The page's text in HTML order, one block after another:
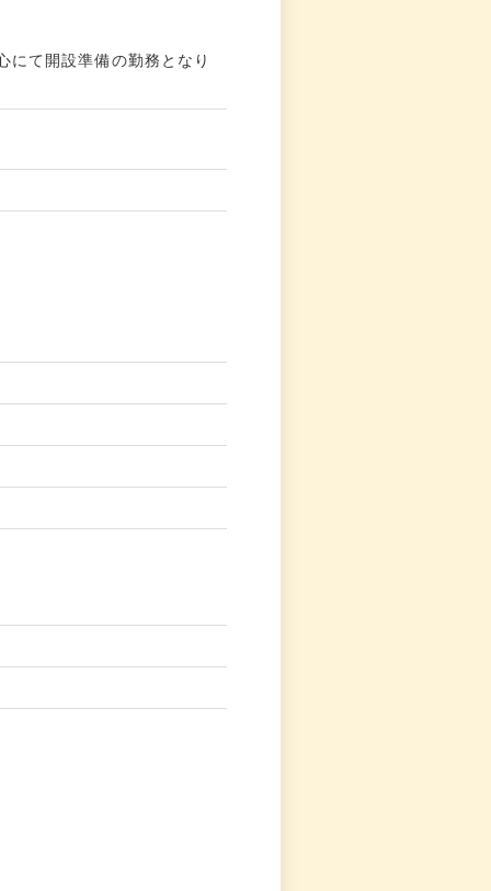
て開設準備の勤務となり